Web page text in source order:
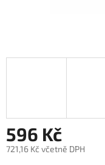
596 Kč
721,16 Kč včetně DPH